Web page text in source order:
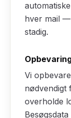
hver mail
stadig.
Vi
nødvendigt
overholde